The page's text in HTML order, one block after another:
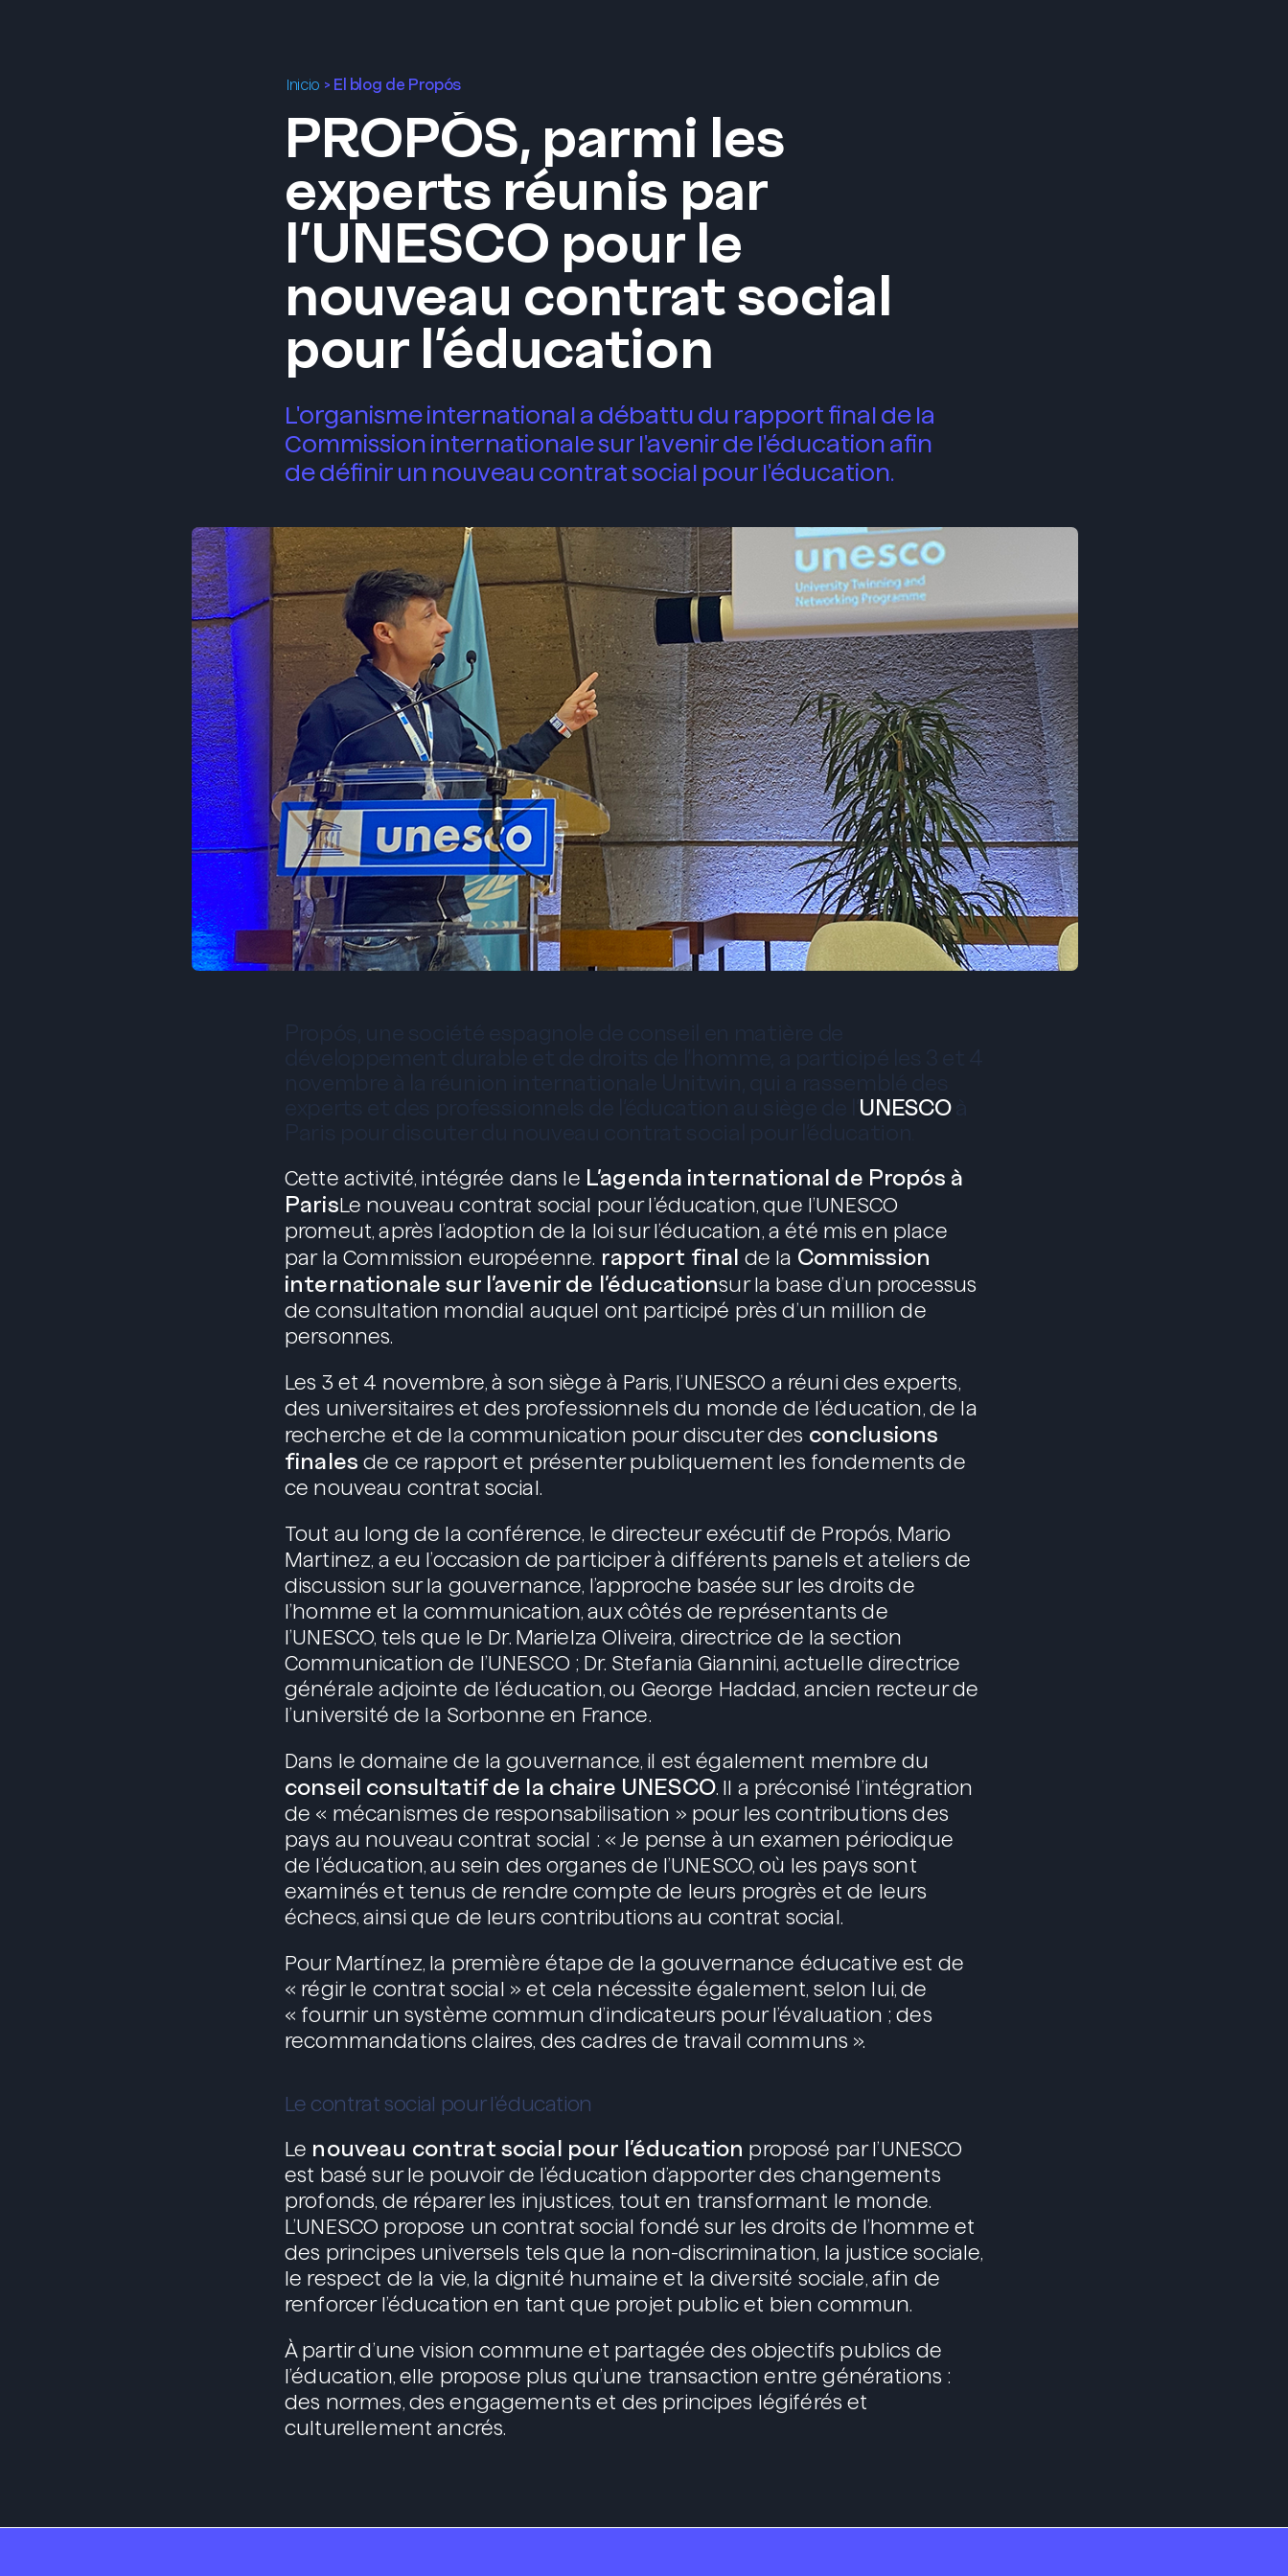
Inicio > El blog de Propós
PROPÓS, parmi les
experts réunis par
l’UNESCO pour le
nouveau contrat social
pour l’éducation
L'organisme international a débattu du rapport final de la
Commission internationale sur l'avenir de l'éducation afin
de définir un nouveau contrat social pour l'éducation.
UNESCOà
Cette activité, intégrée dans le L’agenda international de Propós à
ParisLe nouveau contrat social pour l’éducation, que l’UNESCO
promeut, après l’adoption de la loi sur l’éducation, a été mis en place
par la Commission européenne. rapport final de la Commission
internationale sur l’avenir de l’éducationsur la base d’un processus
de consultation mondial auquel ont participé près d’un million de
personnes.
Les 3 et 4 novembre, à son siège à Paris, l’UNESCO a réuni des experts,
des universitaires et des professionnels du monde de l’éducation, de la
recherche et de la communication pour discuter des conclusions
finales de ce rapport et présenter publiquement les fondements de
ce nouveau contrat social.
Tout au long de la conférence, le directeur exécutif de Propós, Mario
Martinez, a eu l’occasion de participer à différents panels et ateliers de
discussion sur la gouvernance, l’approche basée sur les droits de
l’homme et la communication, aux côtés de représentants de
l’UNESCO, tels que le Dr. Marielza Oliveira, directrice de la section
Communication de l’UNESCO ; Dr. Stefania Giannini, actuelle directrice
générale adjointe de l’éducation, ou George Haddad, ancien recteur de
l’université de la Sorbonne en France.
Dans le domaine de la gouvernance, il est également membre du
conseil consultatif de la chaire UNESCO. Il a préconisé l’intégration
de « mécanismes de responsabilisation » pour les contributions des
pays au nouveau contrat social : « Je pense à un examen périodique
de l’éducation, au sein des organes de l’UNESCO, où les pays sont
examinés et tenus de rendre compte de leurs progrès et de leurs
échecs, ainsi que de leurs contributions au contrat social.
Pour Martínez, la première étape de la gouvernance éducative est de
« régir le contrat social » et cela nécessite également, selon lui, de
« fournir un système commun d’indicateurs pour l’évaluation ; des
recommandations claires, des cadres de travail communs ».
Le contrat social pour l’éducation
Le nouveau contrat social pour l’éducation proposé par l’UNESCO
est basé sur le pouvoir de l’éducation d’apporter des changements
profonds, de réparer les injustices, tout en transformant le monde.
L’UNESCO propose un contrat social fondé sur les droits de l’homme et
des principes universels tels que la non-discrimination, la justice sociale,
le respect de la vie, la dignité humaine et la diversité sociale, afin de
renforcer l’éducation en tant que projet public et bien commun.
À partir d’une vision commune et partagée des objectifs publics de
l’éducation, elle propose plus qu’une transaction entre générations :
des normes, des engagements et des principes légiférés et
culturellement ancrés.